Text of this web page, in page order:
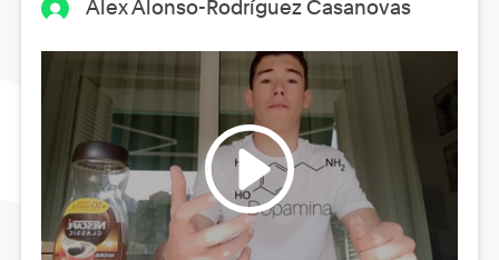
Alex Alonso-Rodríguez Casanovas